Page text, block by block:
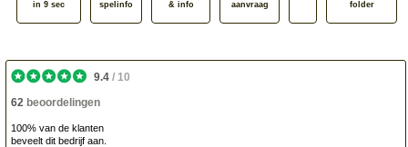
in 9 sec spelinfo & info aanvraag folder
9.4 / 10
62 beoordelingen
100% van de klanten
beveelt dit bedrijf aan.